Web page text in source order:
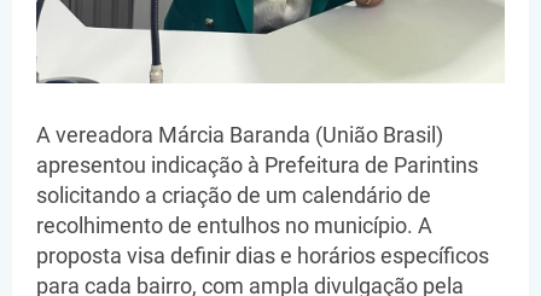
A vereadora Márcia Baranda (União Brasil)
apresentou indicação à Prefeitura de Parintins
solicitando a criação de um calendário de
recolhimento de entulhos no município. A
proposta visa definir dias e horários específicos
para cada bairro, com ampla divulgação pela